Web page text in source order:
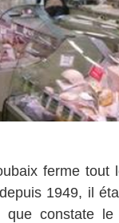
ferme tout
1949, il
constate le